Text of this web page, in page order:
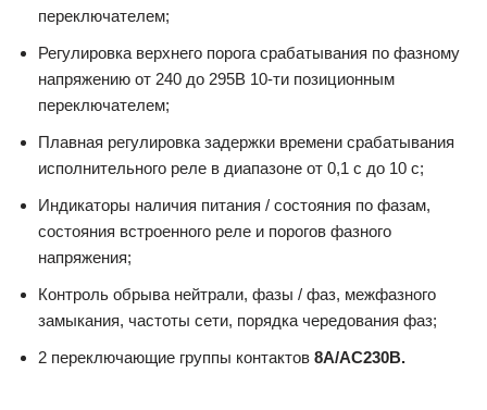
переключателем;
Регулировка верхнего порога срабатывания по фазному
напряжению от 240 до 295В 10-ти позиционным
переключателем;
Плавная регулировка задержки времени срабатывания
исполнительного реле в диапазоне от 0,1 с до 10 с;
Индикаторы наличия питания / состояния по фазам,
состояния встроенного реле и порогов фазного
напряжения;
Контроль обрыва нейтрали, фазы / фаз, межфазного
замыкания, частоты сети, порядка чередования фаз;
2 переключающие группы контактов 8А/AC230В.